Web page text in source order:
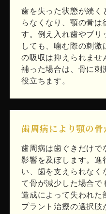
歯を失った状態が続く
らなくなり、顎の骨は
す。例え入れ歯やブリ
しても、噛む際の刺
の吸収は抑えられませ
補った場合は、骨に刺
役立ちます。
歯周病により顎の
歯周病は歯ぐきだけで
影響を及ぼします。進
い、歯を支えられなく
て骨が減少した場合で
造成によって失われた
プラント治療の選択肢